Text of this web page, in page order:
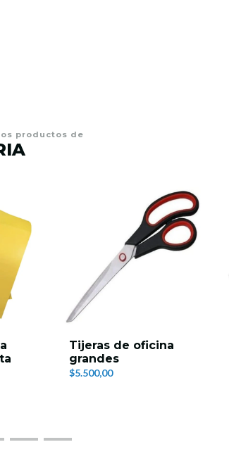
productos de
Tijeras de oficina
grandes
$5.500,00